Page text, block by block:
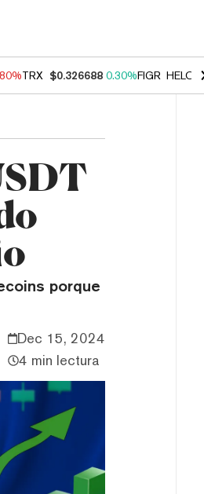
TRX $0.326688 0.30%FIGR_HELOC
porque
Dec 15, 2024
4 min lectura